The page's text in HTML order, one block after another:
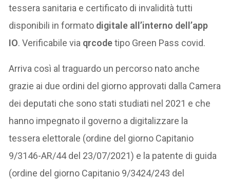
tessera sanitaria e certificato di invalidità tutti
disponibili in formato digitale all’interno dell’app
IO. Verificabile via qrcodetipo Green Pass covid.
Arriva così al traguardo un percorso nato anche
grazie ai due ordini del giorno approvati dalla Camera
dei deputati che sono stati studiati nel 2021 e che
hanno impegnato il governo a digitalizzare la
tessera elettorale (ordine del giorno Capitanio
9/3146-AR/44 del 23/07/2021) e la patente di guida
(ordine del giorno Capitanio 9/3424/243 del